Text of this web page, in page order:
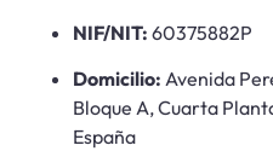
NIF/NIT: 60375882P
Domicilio: Avenida
Bloque A, Cuarta
España